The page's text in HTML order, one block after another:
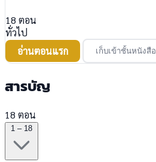
18 ตอน
ทั่วไป
อ่านตอนแรก
เก็บเข้าชั้นหนังสือ
สารบัญ
18 ตอน
1 – 18